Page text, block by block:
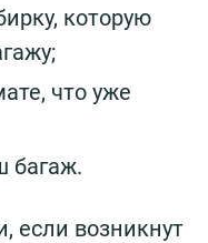
которую
что уже
багаж.
если возникнут